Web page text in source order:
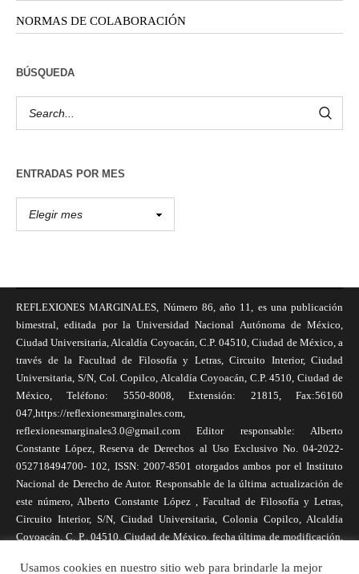
NORMAS DE COLABORACIÓN
BÚSQUEDA
ENTRADAS POR MES
REFLEXIONES MARGINALES, Número 86, año 11, es una publicación
bimestral, editada por la Universidad Nacional Autónoma de México,
Ciudad Universitaria, Alcaldía Coyoacán, C.P. 04510, Ciudad de México, a
través de la Facultad de Filosofía y Letras, Circuito Interior, Ciudad
Universitaria, S/N, Col. Copilco, Alcaldía Coyoacán, C.P. 4510, Ciudad de
México, Teléfono: 5550-8008, Extensión: 21815, Fax:56160
047,https://reflexionesmarginales.com,
reflexionesmarginales3.0@gmail.com Editor responsable: Alberto
Constante López, Reserva de Derechos al Uso Exclusivo No. 04-2022-
052718494700- 102, ISSN: 2007-8501 otorgados ambos por el Instituto
Nacional de Derecho de Autor. Responsable de la última actualización de
este número, Alberto Constante López , Facultad de Filosofía y Letras,
Circuito Interior, S/N, Ciudad Universitaria, Colonia Copilco, Alcaldía
Coyoacán, C. P., 04510, Ciudad de México, fecha última de modificación,
Usamos cookies en nuestro sitio web para brindarle la mejor